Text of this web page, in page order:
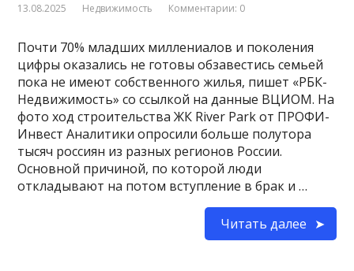
13.08.2025 Недвижимость Комментарии: 0
Почти 70% младших миллениалов и поколения
цифры оказались не готовы обзавестись семьей
пока не имеют собственного жилья, пишет «РБК-
Недвижимость» со ссылкой на данные ВЦИОМ. На
фото ход строительства ЖК River Park от ПРОФИ-
Инвест Аналитики опросили больше полутора
тысяч россиян из разных регионов России.
Основной причиной, по которой люди
откладывают на потом вступление в брак и …
Читать далее